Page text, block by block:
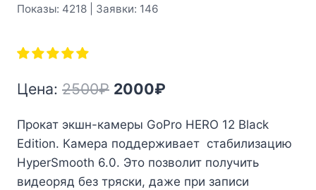
Показы: 4218 | Заявки: 146
Цена: 2500₽ Первоначальная
составляла
2500₽.
2000₽
2000₽.
Прокат экшн-камеры GoPro HERO 12 Black
Edition. Камера поддерживает стабилизацию
HyperSmooth 6.0. Это позволит получить
видеоряд без тряски, даже при записи